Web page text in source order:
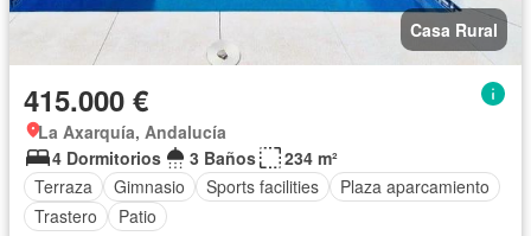
Casa Rural
415.000 €
La Axarquía, Andalucía
4 Dormitorios
3 Baños
234 m²
Terraza
Gimnasio Sports facilities
Plaza aparcamiento
Trastero
Patio